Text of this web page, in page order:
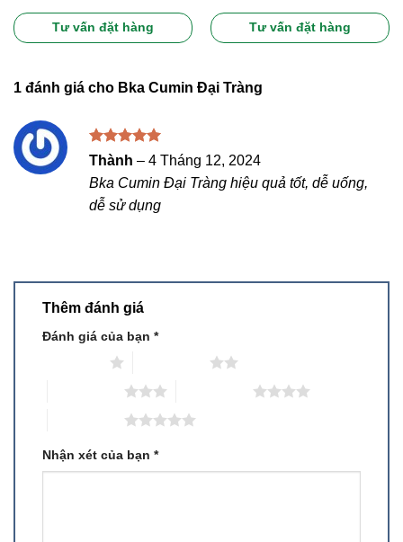
hạng5.00
5 sao
Tư vấn đặt hàng
hạng5.00
5 sao
Tư vấn đặt hàng
1 đánh giá cho Bka Cumin Đại Tràng
Được xếp
sao
Thành – 4 Tháng 12, 2024
Bka Cumin Đại Tràng hiệu quả tốt, dễ uống,
dễ sử dụng
Thêm đánh giá
Đánh giá của bạn *
Nhận xét của bạn *